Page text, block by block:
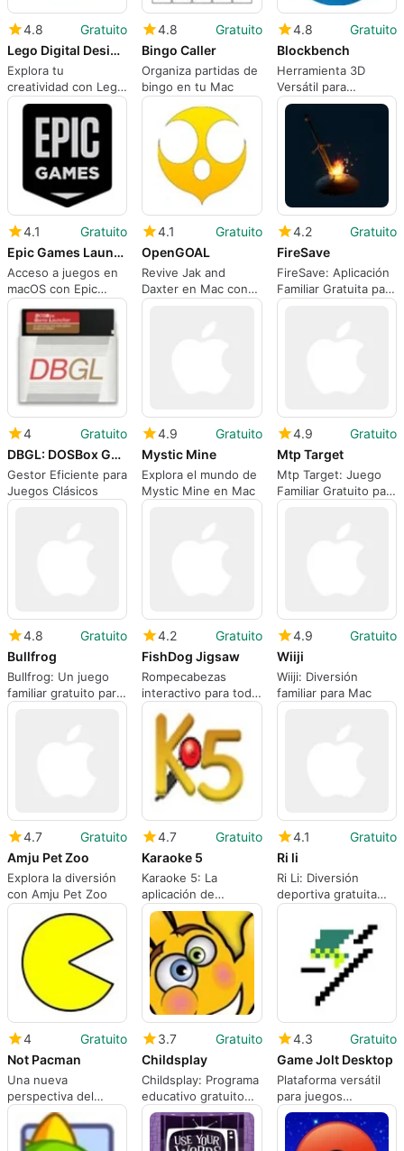
4.8
Gratuito
Lego Digital Designer
Explora tu
creatividad con Lego
Digital Designer
4.8
Gratuito
Bingo Caller
Organiza partidas de
bingo en tu Mac
4.8
Gratuito
Blockbench
Herramienta 3D
Versátil para
Minecraft y Más
4.1
Gratuito
Epic Games Launcher
Acceso a juegos en
macOS con Epic
Games Launcher
4.1
Gratuito
OpenGOAL
Revive Jak and
Daxter en Mac con
OpenGOAL
4.2
Gratuito
FireSave
FireSave: Aplicación
Familiar Gratuita para
Mac
4
Gratuito
DBGL: DOSBox Game Launcher
Gestor Eficiente para
Juegos Clásicos
4.9
Gratuito
Mystic Mine
Explora el mundo de
Mystic Mine en Mac
4.9
Gratuito
Mtp Target
Mtp Target: Juego
Familiar Gratuito para
Mac
4.8
Gratuito
Bullfrog
Bullfrog: Un juego
familiar gratuito para
Mac
4.2
Gratuito
FishDog Jigsaw
Rompecabezas
interactivo para toda
la familia
4.9
Gratuito
Wiiji
Wiiji: Diversión
familiar para Mac
4.7
Gratuito
Amju Pet Zoo
Explora la diversión
con Amju Pet Zoo
4.7
Gratuito
Karaoke 5
Karaoke 5: La
aplicación de
karaoke gratuita
4.1
Gratuito
Ri li
Ri Li: Diversión
deportiva gratuita
para Mac
4
Gratuito
Not Pacman
Una nueva
perspectiva del
clásico Pacman
3.7
Gratuito
Childsplay
Childsplay: Programa
educativo gratuito
para Mac
4.3
Gratuito
Game Jolt Desktop
Plataforma versátil
para juegos
independientes